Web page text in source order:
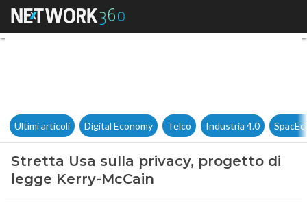
Stretta Usa sulla privacy,
Ultimi articoli Digital Economy Telco Industria 4.0
Stretta Usa sulla privacy, progetto di
legge Kerry-McCain